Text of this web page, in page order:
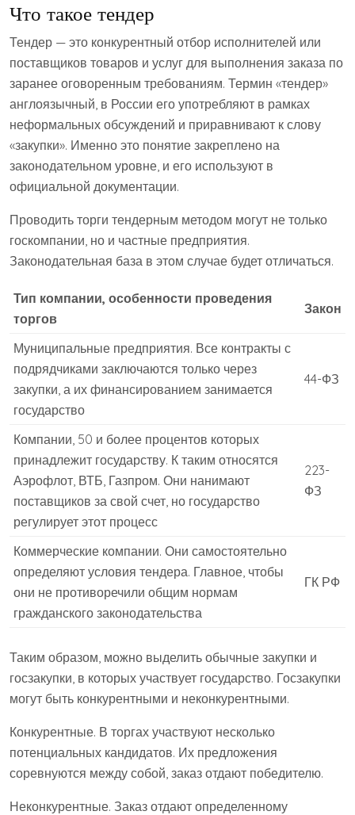
Что такое тендер
Тендер — это конкурентный отбор исполнителей или
поставщиков товаров и услуг для выполнения заказа по
заранее оговоренным требованиям. Термин «тендер»
англоязычный, в России его употребляют в рамках
неформальных обсуждений и приравнивают к слову
«закупки». Именно это понятие закреплено на
законодательном уровне, и его используют в
официальной документации.
Проводить торги тендерным методом могут не только
госкомпании, но и частные предприятия.
Законодательная база в этом случае будет отличаться.
Тип компании, особенности проведения
торгов
Закон
Муниципальные предприятия. Все контракты с
подрядчиками заключаются только через
закупки, а их финансированием занимается
государство
44-ФЗ
Компании, 50 и более процентов которых
принадлежит государству. К таким относятся
Аэрофлот, ВТБ, Газпром. Они нанимают
поставщиков за свой счет, но государство
регулирует этот процесс
223-
ФЗ
Коммерческие компании. Они самостоятельно
определяют условия тендера. Главное, чтобы
они не противоречили общим нормам
гражданского законодательства
ГК РФ
Таким образом, можно выделить обычные закупки и
госзакупки, в которых участвует государство. Госзакупки
могут быть конкурентными и неконкурентными.
Конкурентные. В торгах участвуют несколько
потенциальных кандидатов. Их предложения
соревнуются между собой, заказ отдают победителю.
Неконкурентные. Заказ отдают определенному